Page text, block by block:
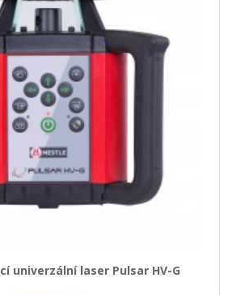
univerzální laser Pulsar HV-G